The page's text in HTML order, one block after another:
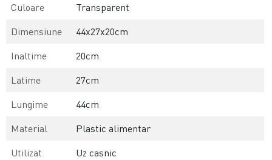
Culoare
Transparent
Dimensiune
44x27x20cm
Inaltime
20cm
Latime
27cm
Lungime
44cm
Material
Plastic alimentar
Utilizat
Uz casnic